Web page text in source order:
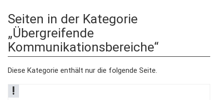
Seiten in der Kategorie
„Übergreifende
Kommunikationsbereiche“
Diese Kategorie enthält nur die folgende Seite.
!